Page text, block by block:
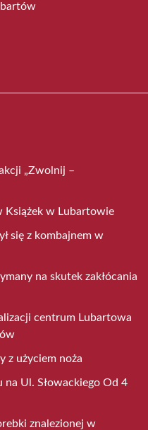
„Zwolnij –
Książek w Lubartowie
się z kombajnem w
na skutek zakłócania
centrum Lubartowa
z użyciem noża
Ul. Słowackiego Od 4
znalezionej w